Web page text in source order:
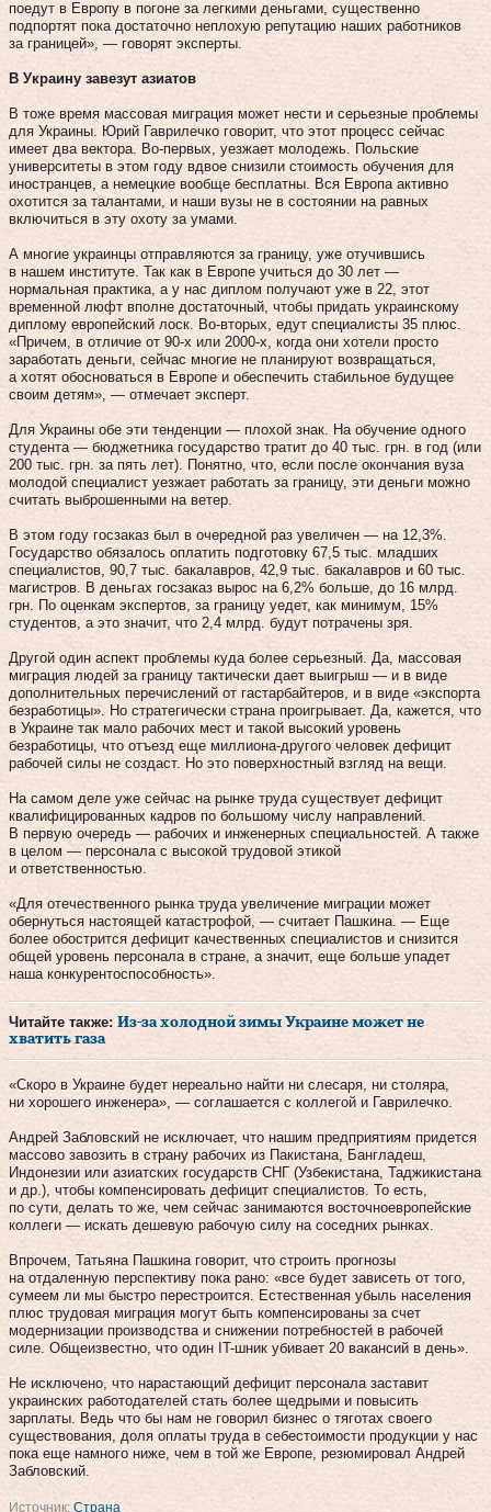
поедут в Европу в погоне за легкими деньгами, существенно
подпортят пока достаточно неплохую репутацию наших работников
за границей», — говорят эксперты.
В Украину завезут азиатов
В тоже время массовая миграция может нести и серьезные проблемы
для Украины. Юрий Гаврилечко говорит, что этот процесс сейчас
имеет два вектора. Во-первых, уезжает молодежь. Польские
университеты в этом году вдвое снизили стоимость обучения для
иностранцев, а немецкие вообще бесплатны. Вся Европа активно
охотится за талантами, и наши вузы не в состоянии на равных
включиться в эту охоту за умами.
А многие украинцы отправляются за границу, уже отучившись
в нашем институте. Так как в Европе учиться до 30 лет —
нормальная практика, а у нас диплом получают уже в 22, этот
временной люфт вполне достаточный, чтобы придать украинскому
диплому европейский лоск. Во-вторых, едут специалисты 35 плюс.
«Причем, в отличие от 90-х или 2000-х, когда они хотели просто
заработать деньги, сейчас многие не планируют возвращаться,
а хотят обосноваться в Европе и обеспечить стабильное будущее
своим детям», — отмечает эксперт.
Для Украины обе эти тенденции — плохой знак. На обучение одного
студента — бюджетника государство тратит до 40 тыс. грн. в год (или
200 тыс. грн. за пять лет). Понятно, что, если после окончания вуза
молодой специалист уезжает работать за границу, эти деньги можно
считать выброшенными на ветер.
В этом году госзаказ был в очередной раз увеличен — на 12,3%.
Государство обязалось оплатить подготовку 67,5 тыс. младших
специалистов, 90,7 тыс. бакалавров, 42,9 тыс. бакалавров и 60 тыс.
магистров. В деньгах госзаказ вырос на 6,2% больше, до 16 млрд.
грн. По оценкам экспертов, за границу уедет, как минимум, 15%
студентов, а это значит, что 2,4 млрд. будут потрачены зря.
Другой один аспект проблемы куда более серьезный. Да, массовая
миграция людей за границу тактически дает выигрыш — и в виде
дополнительных перечислений от гастарбайтеров, и в виде «экспорта
безработицы». Но стратегически страна проигрывает. Да, кажется, что
в Украине так мало рабочих мест и такой высокий уровень
безработицы, что отъезд еще миллиона-другого человек дефицит
рабочей силы не создаст. Но это поверхностный взгляд на вещи.
На самом деле уже сейчас на рынке труда существует дефицит
квалифицированных кадров по большому числу направлений.
В первую очередь — рабочих и инженерных специальностей. А также
в целом — персонала с высокой трудовой этикой
и ответственностью.
«Для отечественного рынка труда увеличение миграции может
обернуться настоящей катастрофой, — считает Пашкина. — Еще
более обострится дефицит качественных специалистов и снизится
общей уровень персонала в стране, а значит, еще больше упадет
наша конкурентоспособность».
Читайте также: Из-за холодной зимы Украине может не
хватить газа
«Скоро в Украине будет нереально найти ни слесаря, ни столяра,
ни хорошего инженера», — соглашается с коллегой и Гаврилечко.
Андрей Забловский не исключает, что нашим предприятиям придется
массово завозить в страну рабочих из Пакистана, Бангладеш,
Индонезии или азиатских государств СНГ (Узбекистана, Таджикистана
и др.), чтобы компенсировать дефицит специалистов. То есть,
по сути, делать то же, чем сейчас занимаются восточноевропейские
коллеги — искать дешевую рабочую силу на соседних рынках.
Впрочем, Татьяна Пашкина говорит, что строить прогнозы
на отдаленную перспективу пока рано: «все будет зависеть от того,
сумеем ли мы быстро перестроится. Естественная убыль населения
плюс трудовая миграция могут быть компенсированы за счет
модернизации производства и снижении потребностей в рабочей
силе. Общеизвестно, что один IT-шник убивает 20 вакансий в день».
Не исключено, что нарастающий дефицит персонала заставит
украинских работодателей стать более щедрыми и повысить
зарплаты. Ведь что бы нам не говорил бизнес о тяготах своего
существования, доля оплаты труда в себестоимости продукции у нас
пока еще намного ниже, чем в той же Европе, резюмировал Андрей
Забловский.
Источник: Страна